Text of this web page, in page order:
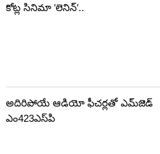
కోట్ల సినిమా 'లెనిన్'..
అదిరిపోయే ఆడియో ఫీచర్లతో ఎమ్‌జెడ్
ఎం423ఎస్‌పి